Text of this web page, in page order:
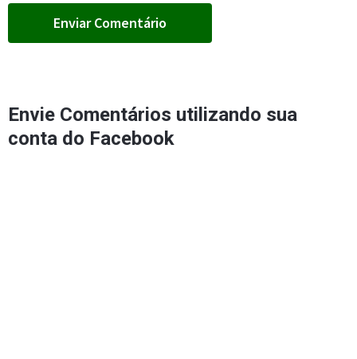
Envie Comentários utilizando sua
conta do Facebook